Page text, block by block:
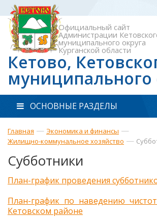
Официальный сайт
Администрации
муниципального округа
Курганской области
Кетово,
муниципального
ОСНОВНЫЕ РАЗДЕЛЫ
Главная — Экономика и финансы —
Жилищно-коммунальное хозяйство —
Субботники
План-график проведения
План-график по наведению
Кетовском районе